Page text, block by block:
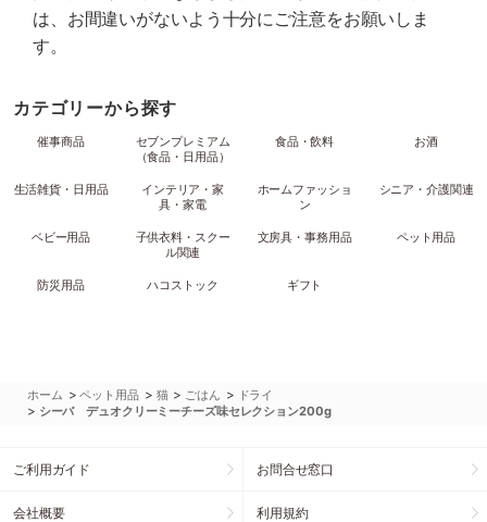
は、お間違いがないよう十分にご注意をお願いしま
す。
カテゴリーから探す
催事商品
セブンプレミアム
（食品・日用品）
食品・飲料 お酒
生活雑貨・日用品
インテリア・家
具・家電
ホームファッショ
ン
シニア・介護関連
ベビー用品
子供衣料・スクー
ル関連
文房具・事務用品 ペット用品
防災用品 ハコストック ギフト
ホーム >ペット用品 > 猫 > ごはん > ドライ
> シーバ デュオクリーミーチーズ味セレクション200g
ご利用ガイド お問合せ窓口
会社概要 利用規約